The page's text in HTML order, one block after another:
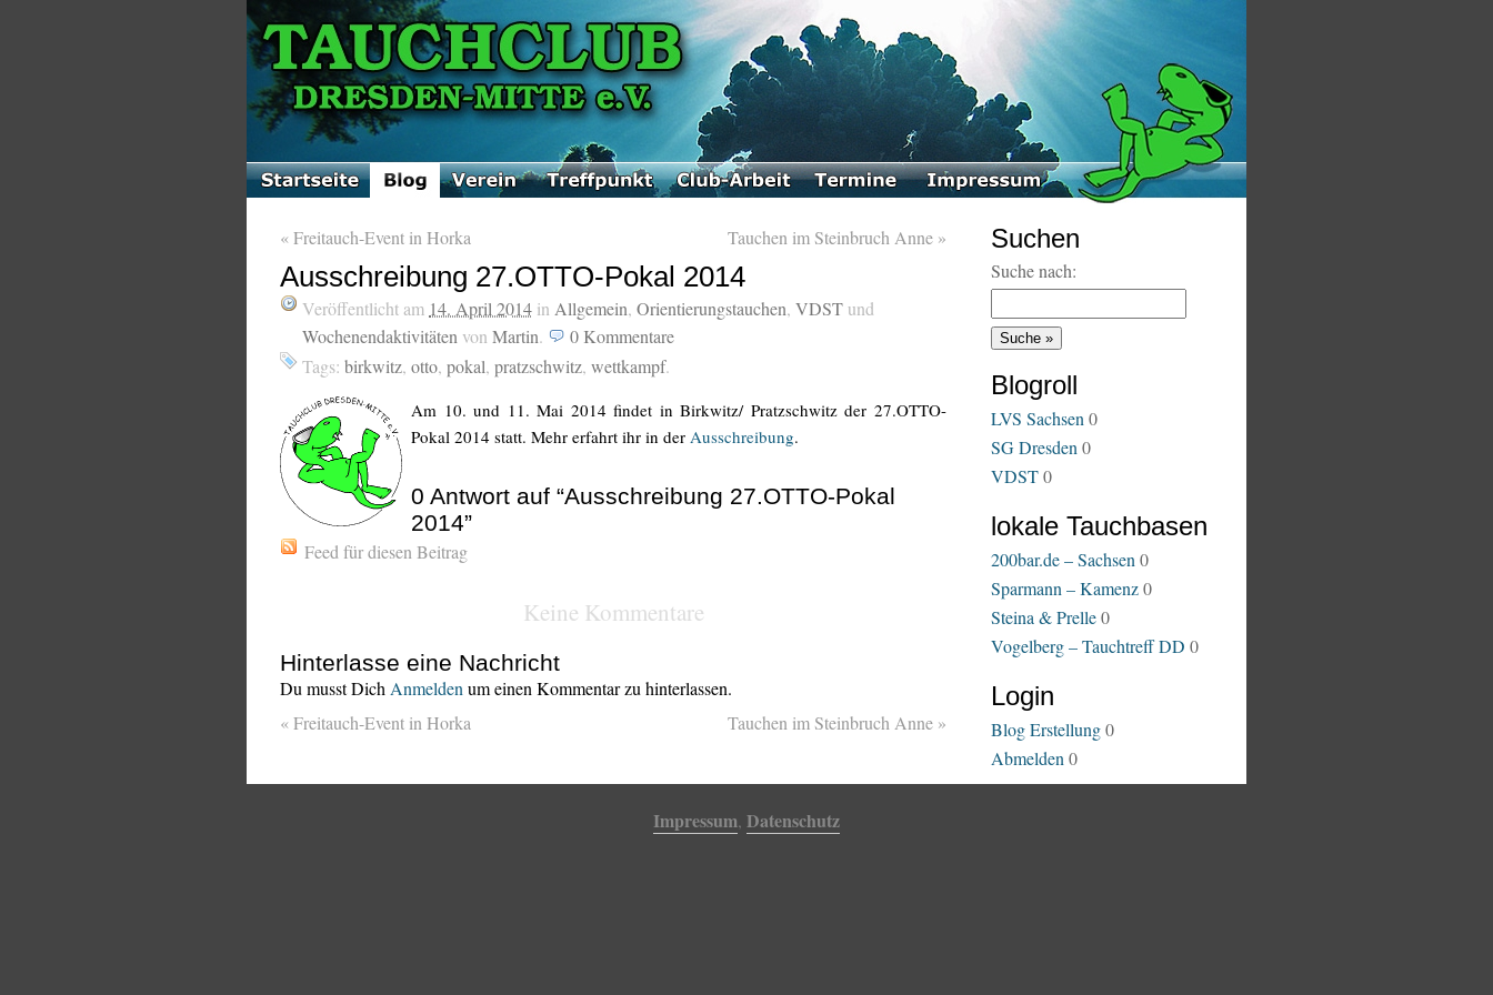
«Freitauch-Event in Horka Tauchen im Steinbruch Anne »
Ausschreibung 27.OTTO-Pokal 2014
Veröffentlicht am 14. April 2014 in Allgemein, Orientierungstauchen, VDST und
Wochenendaktivitäten von Martin. 0 Kommentare
Tags: birkwitz, otto, pokal, pratzschwitz, wettkampf.
Am 10. und 11. Mai 2014 findet in Birkwitz/ Pratzschwitz der 27.OTTO-
Pokal 2014 statt. Mehr erfahrt ihr in der Ausschreibung.
0 Antwort auf “Ausschreibung 27.OTTO-Pokal
2014”
Feed für diesen Beitrag
Keine Kommentare
Hinterlasse eine Nachricht
Du musst Dich Anmelden um einen Kommentar zu hinterlassen.
«Freitauch-Event in Horka Tauchen im Steinbruch Anne »
Suchen
Suche nach:
Blogroll
LVS Sachsen 0
SG Dresden 0
VDST0
lokale Tauchbasen
200bar.de – Sachsen 0
Sparmann – Kamenz0
Steina & Prelle0
Vogelberg – Tauchtreff DD 0
Login
Blog Erstellung0
Abmelden 0
Impressum, Datenschutz